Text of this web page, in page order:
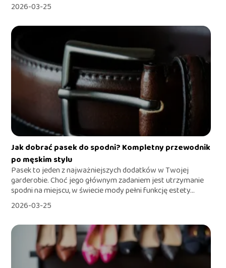
2026-03-25
Jak dobrać pasek do spodni? Kompletny przewodnik
po męskim stylu
Pasek to jeden z najważniejszych dodatków w Twojej
garderobie. Choć jego głównym zadaniem jest utrzymanie
spodni na miejscu, w świecie mody pełni funkcję estety...
2026-03-25